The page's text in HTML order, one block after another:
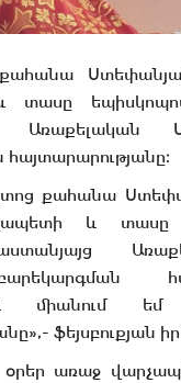
տասը
Առաքելական
քահանա
և տասը
միանում եմ
ֆեյսբուքյան իր
օրեր առաջ